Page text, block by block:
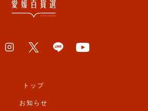
トップ
お知らせ